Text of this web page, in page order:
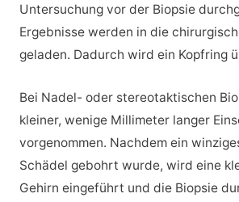
Untersuchung vor der Biopsie
Ergebnisse werden in die
geladen. Dadurch wird ein Kopfring
Bei Nadel- oder stereotaktischen
kleiner, wenige Millimeter langer
vorgenommen. Nachdem ein
Schädel gebohrt wurde, wird eine
Gehirn eingeführt und die Biopsie